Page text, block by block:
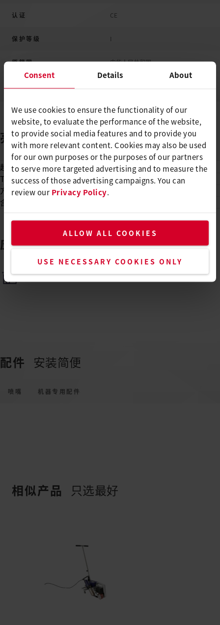
Consent Details About
We use cookies to ensure the functionality of our
website, to evaluate the performance of the website,
to provide social media features and to provide you
with more relevant content. Cookies may also be used
for our own purposes or the purposes of our partners
to serve more targeted advertising and to measure the
success of those advertising campaigns. You can
review our Privacy Policy.
ALLOW ALL COOKIES
USE NECESSARY COOKIES ONLY
认证 CE
保护等级 I
原籍国 中华人民共和国
亮点 可靠且便宜
超宽焊接风嘴
TPO和PVC膜的理想选择
方便的导引手柄
含包装箱
应用 几乎无限
平顶膜焊接
配件 安装简便
喷嘴 机器专用配件
相似产品 只选最好